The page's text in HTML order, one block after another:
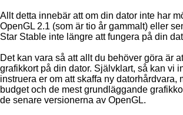
Allt detta innebär att om din dator inte har
OpenGL 2.1 (som är tio år gammalt) eller
Star Stable inte längre att fungera på din
Det kan vara så att allt du behöver göra är
grafikkort på din dator. Självklart, så kan vi
instruera er om att skaffa ny datorhårdvara,
budget och de mest grundläggande
de senare versionerna av OpenGL.